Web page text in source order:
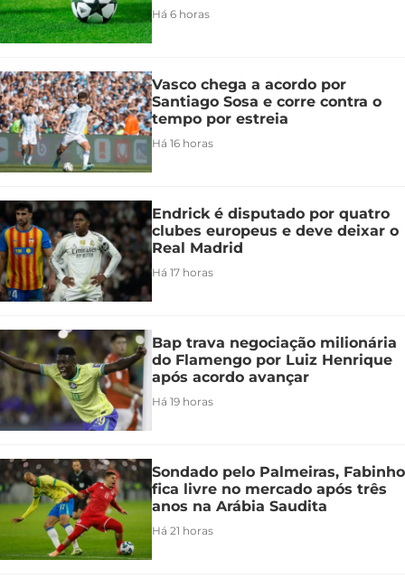
Há 6 horas
Vasco chega a acordo por
Santiago Sosa e corre contra o
tempo por estreia
Há 16 horas
Endrick é disputado por quatro
clubes europeus e deve deixar o
Real Madrid
Há 17 horas
Bap trava negociação milionária
do Flamengo por Luiz Henrique
após acordo avançar
Há 19 horas
Sondado pelo Palmeiras, Fabinho
fica livre no mercado após três
anos na Arábia Saudita
Há 21 horas